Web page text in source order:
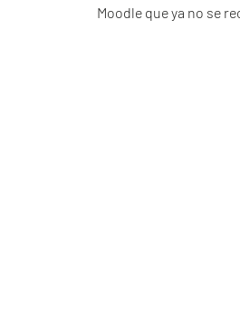
Moodle que ya no se